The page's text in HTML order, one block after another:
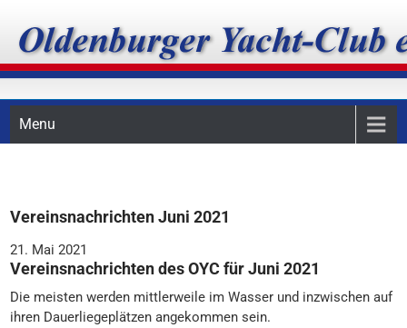
content
Oldenburger Yacht-Club
e.V.
Menu
Vereinsnachrichten Juni 2021
21. Mai 2021
Vereinsnachrichten des OYC für Juni 2021
Die meisten werden mittlerweile im Wasser und inzwischen auf
ihren Dauerliegeplätzen angekommen sein.